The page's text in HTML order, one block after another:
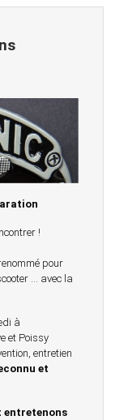
!
pour
… avec la
à
et Poissy
entretien
et
entretenons